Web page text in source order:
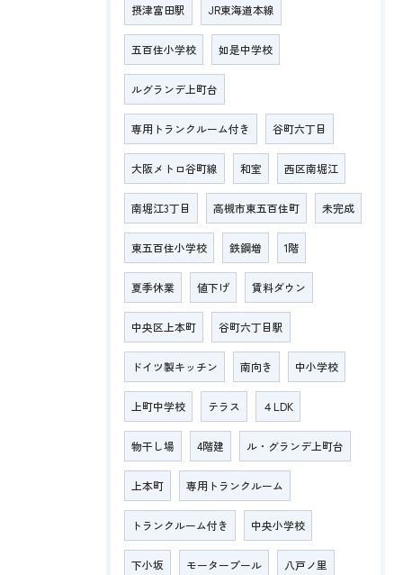
摂津富田駅 JR東海道本線
五百住小学校 如是中学校
ルグランデ上町台
専用トランクルーム付き 谷町六丁目
大阪メトロ谷町線 和室 西区南堀江
南堀江3丁目 高槻市東五百住町 未完成
東五百住小学校 鉄鋼増 1階
夏季休業 値下げ 賃料ダウン
中央区上本町 谷町六丁目駅
ドイツ製キッチン 南向き 中小学校
上町中学校 テラス ４LDK
物干し場 4階建 ル・グランデ上町台
上本町 専用トランクルーム
トランクルーム付き 中央小学校
下小坂 モータープール 八戸ノ里